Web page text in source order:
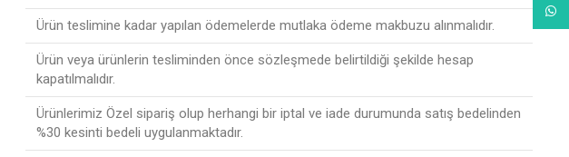
Ürün teslimine kadar yapılan ödemelerde mutlaka ödeme makbuzu alınmalıdır.
Ürün veya ürünlerin tesliminden önce sözleşmede belirtildiği şekilde hesap
kapatılmalıdır.
Ürünlerimiz Özel sipariş olup herhangi bir iptal ve iade durumunda satış bedelinden
%30 kesinti bedeli uygulanmaktadır.